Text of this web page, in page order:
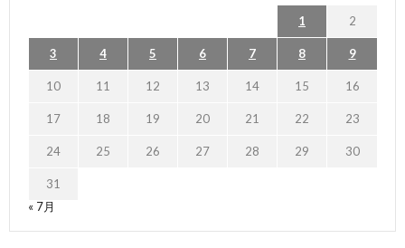
1 2
3 4 5 6 7 8 9
10 11 12 13 14 15 16
17 18 19 20 21 22 23
24 25 26 27 28 29 30
31
« 7月